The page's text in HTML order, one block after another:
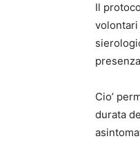
Il
volontari
Cio’
durata